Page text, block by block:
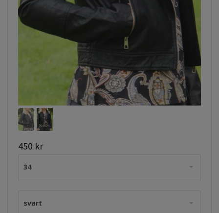
450 kr
34
svart